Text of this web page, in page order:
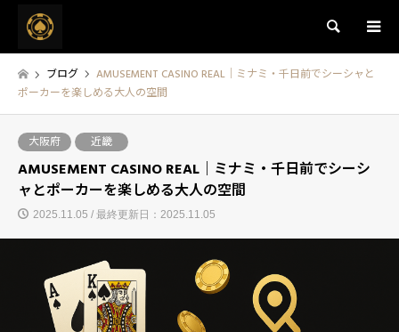
検索
ブログ
AMUSEMENT CASINO REAL｜ミナミ・千日前でシーシャと
ポーカーを楽しめる大人の空間
大阪府 近畿
AMUSEMENT CASINO REAL｜ミナミ・千日前でシーシ
ャとポーカーを楽しめる大人の空間
2025.11.05 / 最終更新日：2025.11.05